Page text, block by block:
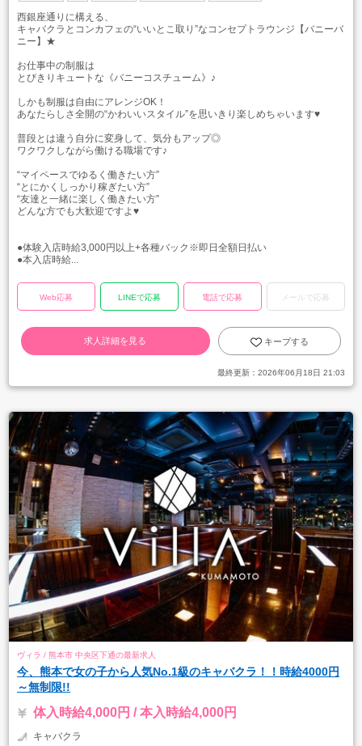
西銀座通りに構える、
キャバクラとコンカフェの“いいとこ取り”なコンセプトラウンジ【バニーバ
ニー】★
お仕事中の制服は
とびきりキュートな《バニーコスチューム》♪
しかも制服は自由にアレンジOK！
あなたらしさ全開の“かわいいスタイル”を思いきり楽しめちゃいます♥
普段とは違う自分に変身して、気分もアップ◎
ワクワクしながら働ける職場です♪
“マイペースでゆるく働きたい方”
“とにかくしっかり稼ぎたい方”
“友達と一緒に楽しく働きたい方”
どんな方でも大歓迎ですよ♥
●体験入店時給3,000円以上+各種バック※即日全額日払い
●本入店時給...
Web応募 LINEで応募 電話で応募 メールで応募
求人詳細を見る キープする
最終更新： 2026年06月18日 21:03
ヴィラ / 熊本市 中央区下通の最新求人
今、熊本で女の子から人気No.1級のキャバクラ！！時給4000円
～無制限!!
体入時給4,000円 / 本入時給4,000円
キャバクラ